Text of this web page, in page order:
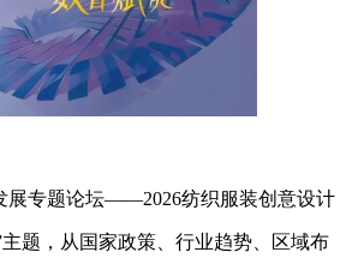
展专题论坛——2026纺织服装创意设计
题，从国家政策、行业趋势、区域布